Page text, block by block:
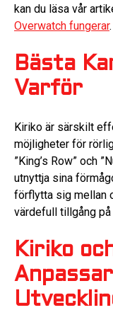
kan du läsa vår
Overwatch fungerar.
Bästa
Varför
Kiriko är särskilt
möjligheter för
”King’s Row” och
utnyttja sina
förflytta sig mellan
värdefull tillgång
Kiriko